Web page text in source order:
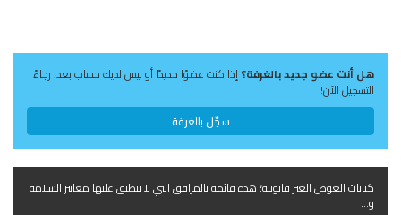
هل أنت عضو جديد بالغرفة؟إذا كنت عضوًا جديدًا أو ليس لديك حساب بعد، رجاءً
التسجيل الآن!
سجّل بالغرفة
كيانات الغوص الغير قانونية؛ هذه قائمة بالمرافق التي لا تنطبق عليها معايير السلامة
و...